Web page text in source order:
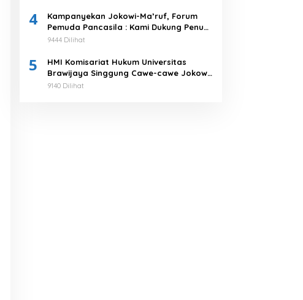
4
Kampanyekan Jokowi-Ma’ruf, Forum
Pemuda Pancasila : Kami Dukung Penuh
Untuk Memimpin di 2019-2024
9444 Dilihat
5
HMI Komisariat Hukum Universitas
Brawijaya Singgung Cawe-cawe Jokowi,
Tegaskan 5 Poin Pernyataan Sikap
9140 Dilihat